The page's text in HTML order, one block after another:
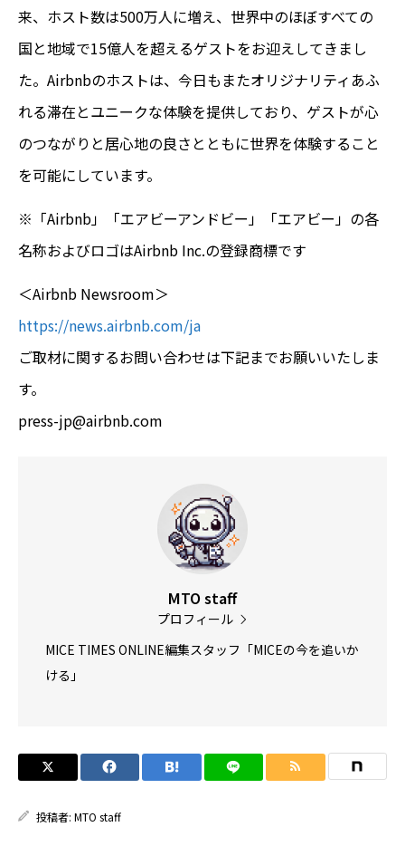
来、ホスト数は500万人に増え、世界中のほぼすべての
国と地域で15億人を超えるゲストをお迎えしてきまし
た。Airbnbのホストは、今日もまたオリジナリティあふ
れる滞在とユニークな体験を提供しており、ゲストが心
のつながりと居心地の良さとともに世界を体験すること
を可能にしています。
※「Airbnb」「エアビーアンドビー」「エアビー」の各
名称およびロゴはAirbnb Inc.の登録商標です
＜Airbnb Newsroom＞
https://news.airbnb.com/ja
ご取材に関するお問い合わせは下記までお願いいたしま
す。
press-jp@airbnb.com
MTO staff
プロフィール
MICE TIMES ONLINE編集スタッフ「MICEの今を追いか
ける」
投稿者: MTO staff